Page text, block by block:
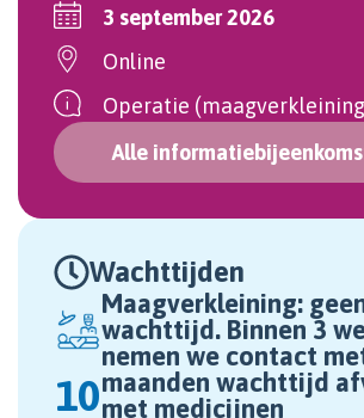
3 september 2026
Online
Operatie
Alle
Wachttijden
Maagverkleining:
wachttijd. Binnen 3
nemen we contact
10maanden wachttijd
met medicijnen